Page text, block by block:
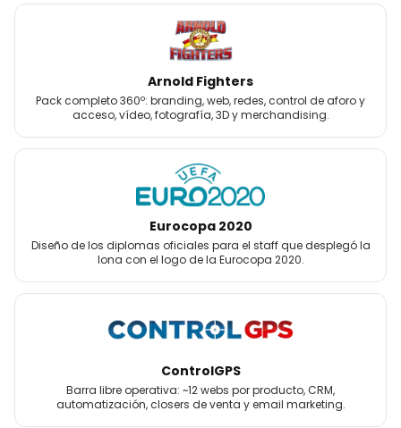
Arnold Fighters
Pack completo 360º: branding, web, redes, control de aforo y
acceso, vídeo, fotografía, 3D y merchandising.
Eurocopa 2020
Diseño de los diplomas oficiales para el staff que desplegó la
lona con el logo de la Eurocopa 2020.
ControlGPS
Barra libre operativa: ~12 webs por producto, CRM,
automatización, closers de venta y email marketing.